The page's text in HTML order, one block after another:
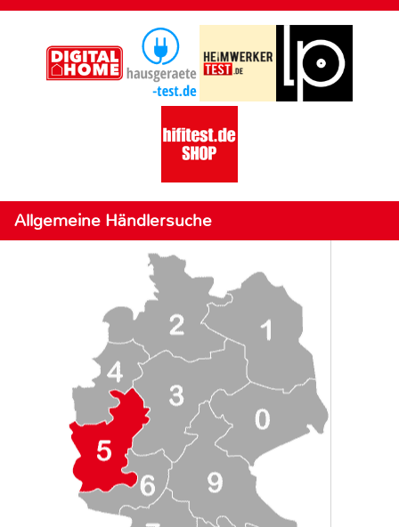
Allgemeine Händlersuche